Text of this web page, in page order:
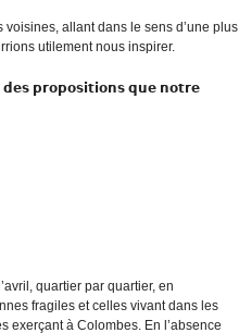
allant dans le sens d’une plus
utilement nous inspirer.
𝗽𝗿𝗼𝗽𝗼𝘀𝗶𝘁𝗶𝗼𝗻𝘀 𝗾𝘂𝗲 𝗻𝗼𝘁𝗿𝗲
quartier par quartier, en
fragiles et celles vivant dans les
exerçant à Colombes. En l’absence